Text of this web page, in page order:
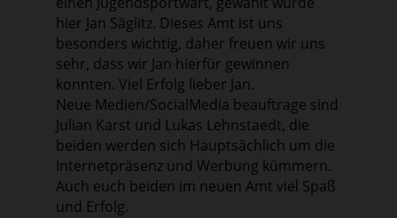
hier Jan Säglitz. Dieses Amt ist uns
besonders wichtig, daher freuen wir uns
sehr, dass wir Jan hierfür gewinnen
konnten. Viel Erfolg lieber Jan.
Neue Medien/SocialMedia beauftrage sind
Julian Karst und Lukas Lehnstaedt, die
beiden werden sich Hauptsächlich um die
Internetpräsenz und Werbung kümmern.
Auch euch beiden im neuen Amt viel Spaß
und Erfolg.